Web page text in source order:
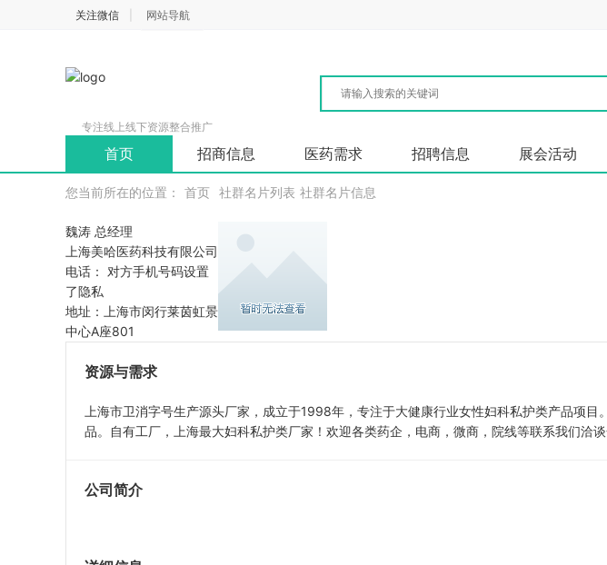
关注微信 网站导航
专注线上线下资源整合推广
首页 招商信息 医药需求 招聘信息 展会活动
您当前所在的位置： 首页 社群名片列表 社群名片信息
魏涛 总经理
上海美哈医药科技有限公司
电话： 对方手机号码设置
了隐私
地址：上海市闵行莱茵虹景
中心A座801
资源与需求
上海市卫消字号生产源头厂家，成立于1998年，专注于大健康行业女性妇科私护类产品项
品。自有工厂，上海最大妇科私护类厂家！欢迎各类药企，电商，微商，院线等联系我们洽
公司简介